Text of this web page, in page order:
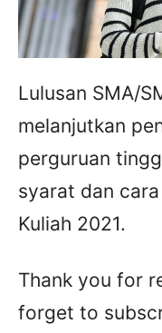
Lulusan SMA/
melanjutkan
perguruan
syarat dan
Kuliah 2021.
Thank you for
forget to